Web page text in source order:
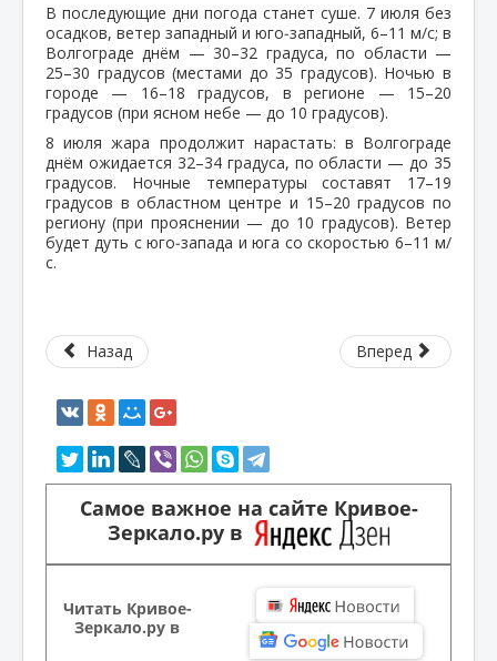
В последующие дни погода станет суше. 7 июля без
осадков, ветер западный и юго‑западный, 6–11 м/с; в
Волгограде днём — 30–32 градуса, по области —
25–30 градусов (местами до 35 градусов). Ночью в
городе — 16–18 градусов, в регионе — 15–20
градусов (при ясном небе — до 10 градусов).
8 июля жара продолжит нарастать: в Волгограде
днём ожидается 32–34 градуса, по области — до 35
градусов. Ночные температуры составят 17–19
градусов в областном центре и 15–20 градусов по
региону (при прояснении — до 10 градусов). Ветер
будет дуть с юго‑запада и юга со скоростью 6–11 м/
с.
Назад Вперед
Самое важное на сайте Кривое-
Зеркало.ру в
Читать Кривое-
Зеркало.ру в